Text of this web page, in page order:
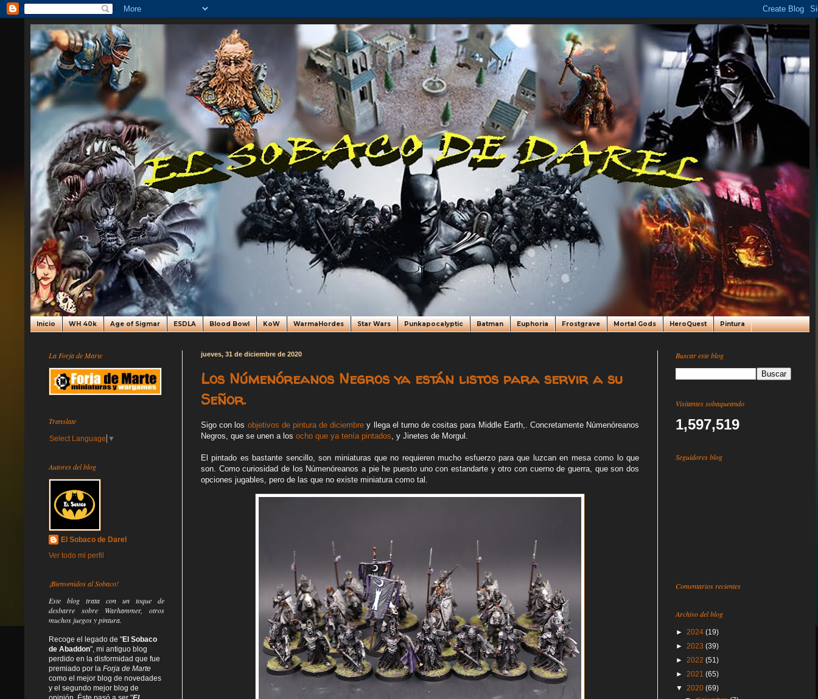
Inicio WH 40k Age of Sigmar ESDLA Blood Bowl KoW WarmaHordes Star Wars Punkapocalyptic Batman Euphoria Frostgrave Mortal Gods HeroQuest Pintura
jueves, 31 de diciembre de 2020
Los Númenóreanos Negros ya están listos para servir a su
Señor.
Sigo con los objetivos de pintura de diciembre y llega el turno de cositas para Middle Earth,. Concretamente Númenóreanos
Negros, que se unen a los ocho que ya tenía pintados, y Jinetes de Morgul.
El pintado es bastante sencillo, son miniaturas que no requieren mucho esfuerzo para que luzcan en mesa como lo que
son. Como curiosidad de los Númenóreanos a pie he puesto uno con estandarte y otro con cuerno de guerra, que son dos
opciones jugables, pero de las que no existe miniatura como tal.
La Forja de Marte
Translate
Select Language ▼
Autores del blog
El Sobaco de Darel
Ver todo mi perfil
¡Bienvenidos al Sobaco!
Este blog trata con un toque de
desbarre sobre Warhammer, otros
muchos juegos y pintura.
Recoge el legado de "El Sobaco
de Abaddon", mi antiguo blog
perdido en la disformidad que fue
premiado por la Forja de Marte
como el mejor blog de novedades
y el segundo mejor blog de
Buscar este blog
Visitantes sobaqueando
1,597,519
Seguidores blog
Comentarios recientes
Archivo del blog
► 2024 (19)
► 2023 (39)
► 2022 (51)
► 2021 (65)
▼ 2020 (69)